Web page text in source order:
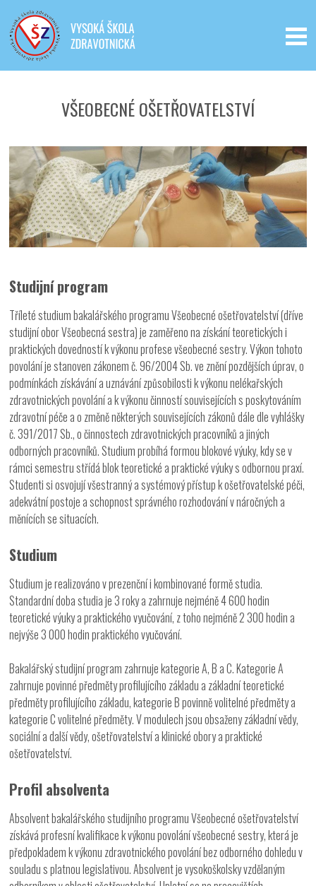
VŠEOBECNÉ OŠETŘOVATELSTVÍ
Studijní program
Tříleté studium bakalářského programu Všeobecné ošetřovatelství (dříve
studijní obor Všeobecná sestra) je zaměřeno na získání teoretických i
praktických dovedností k výkonu profese všeobecné sestry. Výkon tohoto
povolání je stanoven zákonem č. 96/2004 Sb. ve znění pozdějších úprav, o
podmínkách získávání a uznávání způsobilosti k výkonu nelékařských
zdravotnických povolání a k výkonu činností souvisejících s poskytováním
zdravotní péče a o změně některých souvisejících zákonů dále dle vyhlášky
č. 391/2017 Sb., o činnostech zdravotnických pracovníků a jiných
odborných pracovníků. Studium probíhá formou blokové výuky, kdy se v
rámci semestru střídá blok teoretické a praktické výuky s odbornou praxí.
Studenti si osvojují všestranný a systémový přístup k ošetřovatelské péči,
adekvátní postoje a schopnost správného rozhodování v náročných a
měnících se situacích.
Studium
Studium je realizováno v prezenční i kombinované formě studia.
Standardní doba studia je 3 roky a zahrnuje nejméně 4 600 hodin
teoretické výuky a praktického vyučování, z toho nejméně 2 300 hodin a
nejvýše 3 000 hodin praktického vyučování.
Bakalářský studijní program zahrnuje kategorie A, B a C. Kategorie A
zahrnuje povinné předměty profilujícího základu a základní teoretické
předměty profilujícího základu, kategorie B povinně volitelné předměty a
kategorie C volitelné předměty. V modulech jsou obsaženy základní vědy,
sociální a další vědy, ošetřovatelství a klinické obory a praktické
ošetřovatelství.
Profil absolventa
Absolvent bakalářského studijního programu Všeobecné ošetřovatelství
získává profesní kvalifikace k výkonu povolání všeobecné sestry, která je
předpokladem k výkonu zdravotnického povolání bez odborného dohledu v
souladu s platnou legislativou. Absolvent je vysokoškolsky vzdělaným
Iveta - Vysoká škola zdravotnická,
o.p.s.